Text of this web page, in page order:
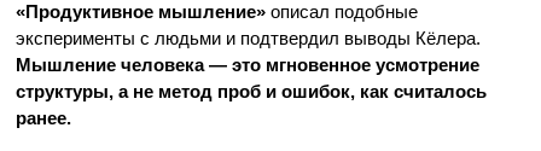
«Продуктивное мышление» описал подобные
эксперименты с людьми и подтвердил выводы Кёлера.
Мышление человека — это мгновенное усмотрение
структуры, а не метод проб и ошибок, как считалось
ранее.